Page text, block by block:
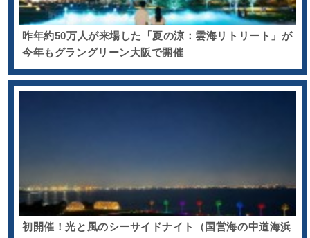
昨年約50万人が来場した「夏の涼：雲海リトリート」が
今年もグラングリーン大阪で開催
初開催！光と風のシーサイドナイト（国営海の中道海浜